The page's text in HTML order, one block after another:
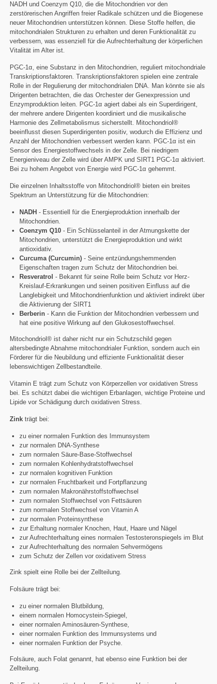
NADH und Coenzym Q10, die die Mitochondrien vor den
zerstörerischen Angriffen freier Radikale schützen und die Biogenese
neuer Mitochondrien unterstützen können. Diese Stoffe helfen, die
mitochondrialen Strukturen zu erhalten und deren Funktionalität zu
verbessern, was essenziell für die Aufrechterhaltung der körperlichen
Vitalität im Alter ist.
PGC-1α, eine Substanz in den Mitochondrien, reguliert mitochondriale
Transkriptionsfaktoren. Transkriptionsfaktoren spielen eine zentrale
Rolle in der Regulierung der mitochondrialen DNA. Man könnte sie als
Dirigenten betrachten, die das Orchester der Genexpression und
Enzymproduktion leiten. PGC-1α agiert dabei als ein Superdirigent,
der mehrere andere Dirigenten koordiniert und die musikalische
Harmonie des Zellmetabolismus sicherstellt. Mitochondriol®
beeinflusst diesen Superdirigenten positiv, wodurch die Effizienz und
Anzahl der Mitochondrien verbessert werden kann. PGC-1α ist ein
Sensor des Energiestoffwechsels in der Zelle. Bei niedrigem
Energieniveau der Zelle wird über AMPK und SIRT1 PGC-1α aktiviert.
Bei zu hohem Angebot von Energie wird PGC-1α gehemmt.
Die einzelnen Inhaltsstoffe von Mitochondriol® bieten ein breites
Spektrum an Unterstützung für die Mitochondrien:
NADH - Essentiell für die Energieproduktion innerhalb der
Mitochondrien.
Coenzym Q10 - Ein Schlüsselanteil in der Atmungskette der
Mitochondrien, unterstützt die Energieproduktion und wirkt
antioxidativ.
Curcuma (Curcumin) - Seine entzündungshemmenden
Eigenschaften tragen zum Schutz der Mitochondrien bei.
Resveratrol - Bekannt für seine Rolle beim Schutz vor Herz-
Kreislauf-Erkrankungen und seinen positiven Einfluss auf die
Langlebigkeit und Mitochondrienfunktion und aktiviert indirekt über
die Aktivierung der SIRT1
Berberin - Kann die Funktion der Mitochondrien verbessern und
hat eine positive Wirkung auf den Glukosestoffwechsel.
Mitochondriol® ist daher nicht nur ein Schutzschild gegen
altersbedingte Abnahme mitochondrialer Funktion, sondern auch ein
Förderer für die Neubildung und effiziente Funktionalität dieser
lebenswichtigen Zellbestandteile.
Vitamin E trägt zum Schutz von Körperzellen vor oxidativen Stress
bei. Es schützt dabei die wichtigen Erbanlagen, wichtige Proteine und
Lipide vor Schädigung durch oxidativen Stress.
Zink trägt bei:
zu einer normalen Funktion des Immunsystem
zur normalen DNA-Synthese
zum normalen Säure-Base-Stoffwechsel
zum normalen Kohlenhydratstoffwechsel
zur normalen kognitiven Funktion
zur normalen Fruchtbarkeit und Fortpflanzung
zum normalen Makronährstoffstoffwechsel
zum normalen Stoffwechsel von Fettsäuren
zum normalen Stoffwechsel von Vitamin A
zur normalen Proteinsynthese
zur Erhaltung normaler Knochen, Haut, Haare und Nägel
zur Aufrechterhaltung eines normalen Testosteronspiegels im Blut
zur Aufrechterhaltung des normalen Sehvermögens
zum Schutz der Zellen vor oxidativem Stress
Zink spielt eine Rolle bei der Zellteilung.
Folsäure trägt bei:
zu einer normalen Blutbildung,
einem normalen Homocystein-Spiegel,
einer normalen Aminosäuren-Synthese,
einer normalen Funktion des Immunsystems und
einer normalen Funktion der Psyche.
Folsäure, auch Folat genannt, hat ebenso eine Funktion bei der
Zellteilung.